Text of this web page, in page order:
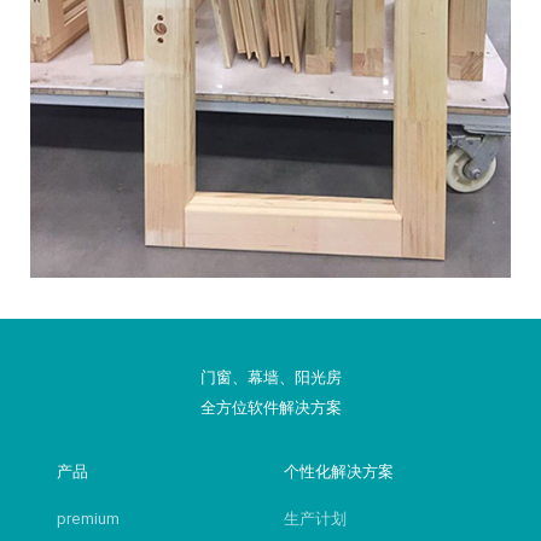
门窗、幕墙、阳光房
全方位软件解决方案
产品
premium
个性化解决方案
生产计划